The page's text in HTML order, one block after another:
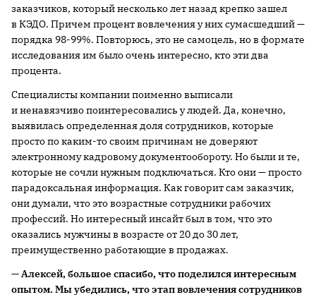
заказчиков, который несколько лет назад крепко зашел
в КЭДО. Причем процент вовлечения у них сумасшедший —
порядка 98-99%. Повторюсь, это не самоцель, но в формате
исследования им было очень интересно, кто эти два
процента.
Специалисты компании поименно выписали
и ненавязчиво поинтересовались у людей. Да, конечно,
выявилась определенная доля сотрудников, которые
просто по каким-то своим причинам не доверяют
электронному кадровому документообороту. Но были и те,
которые не сочли нужным подключаться. Кто они — просто
парадоксальная информация. Как говорит сам заказчик,
они думали, что это возрастные сотрудники рабочих
профессий. Но интересный инсайт был в том, что это
оказались мужчины в возрасте от 20 до 30 лет,
преимущественно работающие в продажах.
— Алексей, большое спасибо, что поделился интересным
опытом. Мы убедились, что этап вовлечения сотрудников